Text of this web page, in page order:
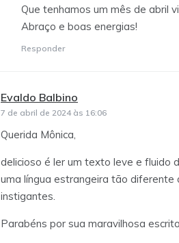
Que tenhamos um mês de abril
Abraço e boas energias!
Responder
Evaldo Balbino
7 de abril de 2024 às 16:06
Querida Mônica,
delicioso é ler um texto leve e fluido
uma língua estrangeira tão
instigantes.
Parabéns por sua maravilhosa